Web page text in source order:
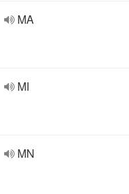
MA
MI
MN